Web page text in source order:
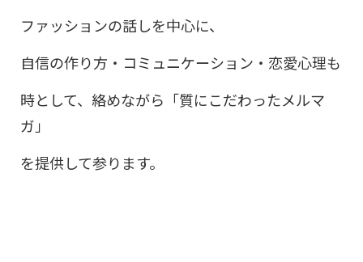
ファッションの話しを中心に、
自信の作り方・コミュニケーション・恋愛心理も
時として、絡めながら「質にこだわったメルマ
ガ」
を提供して参ります。